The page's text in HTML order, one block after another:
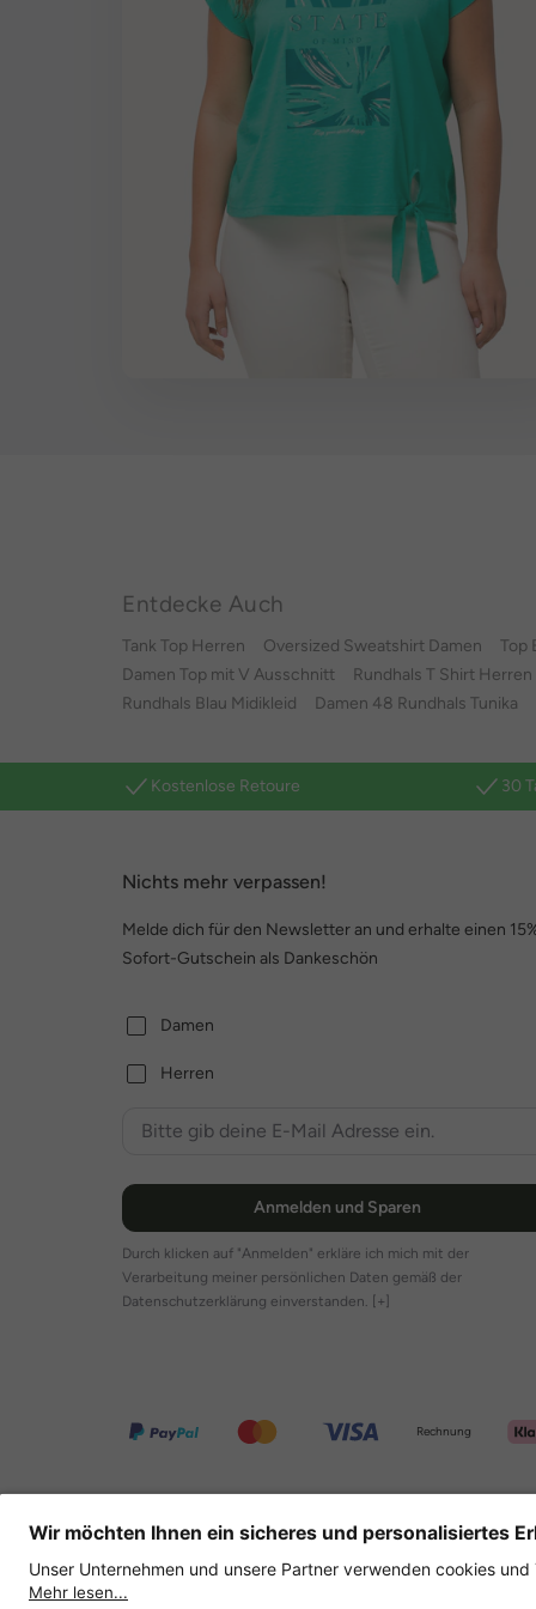
Entdecke Auch
Tank Top Herren Oversized Sweatshirt Damen
Top
Damen Top mit V Ausschnitt
Rundhals T Shirt Herren
Rundhals Blau Midikleid
Damen 48 Rundhals Tunika
Kostenlose Retoure 30
Nichts mehr verpassen!
Melde dich für den Newsletter an und erhalte einen
Sofort-Gutschein als Dankeschön
Damen
Herren
Anmelden und Sparen
Durch klicken auf "Anmelden" erkläre ich mich mit der
Verarbeitung meiner persönlichen Daten gemäß der
Datenschutzerklärung einverstanden. [+]
Rechnung